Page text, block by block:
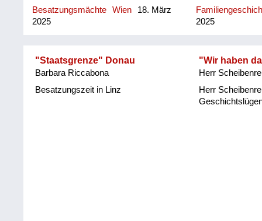
Besatzungsmächte Wien
18. März
2025
2025
"Staatsgrenze" Donau
Barbara Riccabona
Besatzungszeit in Linz
"Wir haben
Herr
Herr